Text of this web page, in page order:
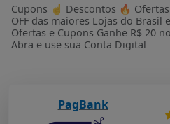
Cupons ☝ Descontos 🔥 Ofertas
OFF das maiores Lojas do
Ofertas e Cupons Ganhe R$ 20
Abra e use sua Conta Digital
PagBank